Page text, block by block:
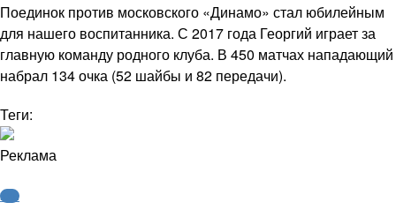
Поединок против московского «Динамо» стал юбилейным
для нашего воспитанника. С 2017 года Георгий играет за
главную команду родного клуба. В 450 матчах нападающий
набрал 134 очка (52 шайбы и 82 передачи).
Теги:
Реклама
КХЛ